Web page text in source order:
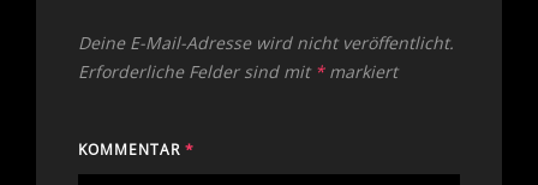
Deine E-Mail-Adresse wird nicht veröffentlicht.
Erforderliche Felder sind mit *markiert
KOMMENTAR *